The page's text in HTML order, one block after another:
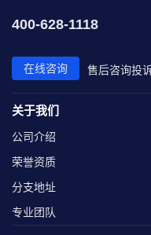
400-628-1118
在线咨询 售后咨询投
关于我们
公司介绍
荣誉资质
分支地址
专业团队